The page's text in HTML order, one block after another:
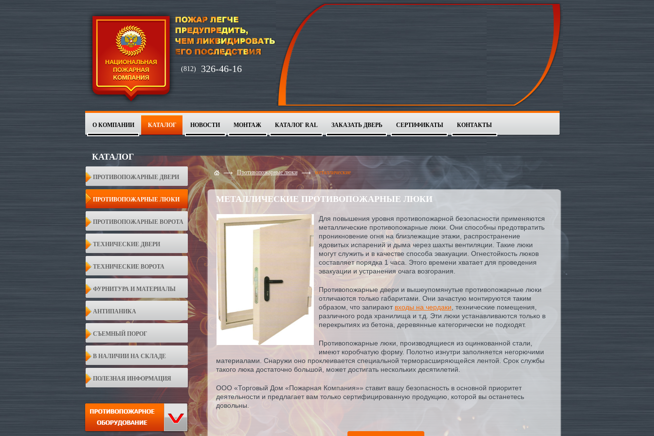
О КОМПАНИИ КАТАЛОГ НОВОСТИ МОНТАЖ КАТАЛОГ RAL ЗАКАЗАТЬ ДВЕРЬ СЕРТИФИКАТЫ КОНТАКТЫ
(812) 326-46-16
КАТАЛОГ
ПРОТИВОПОЖАРНЫЕ ДВЕРИ
ПРОТИВОПОЖАРНЫЕ ЛЮКИ
ПРОТИВОПОЖАРНЫЕ ВОРОТА
ТЕХНИЧЕСКИЕ ДВЕРИ
ТЕХНИЧЕСКИЕ ВОРОТА
ФУРНИТУРА И МАТЕРИАЛЫ
АНТИПАНИКА
СЪЕМНЫЙ ПОРОГ
В НАЛИЧИИ НА СКЛАДЕ
ПОЛЕЗНАЯ ИНФОРМАЦИЯ
Противопожарные люки металлические
МЕТАЛЛИЧЕСКИЕ ПРОТИВОПОЖАРНЫЕ ЛЮКИ
Для повышения уровня противопожарной безопасности применяются
металлические противопожарные люки. Они способны предотвратить
проникновение огня на близлежащие этажи, распространение
ядовитых испарений и дыма через шахты вентиляции. Такие люки
могут служить и в качестве способа эвакуации. Огнестойкость люков
составляет порядка 1 часа. Этого времени хватает для проведения
эвакуации и устранения очага возгорания.
Противопожарные двери и вышеупомянутые противопожарные люки
отличаются только габаритами. Они зачастую монтируются таким
образом, что запирают входы на чердаки , технические помещения,
различного рода хранилища и т.д. Эти люки устанавливаются только в
перекрытиях из бетона, деревянные категорически не подходят.
Противопожарные люки, производящиеся из оцинкованной стали,
имеют коробчатую форму. Полотно изнутри заполняется негорючими
материалами. Снаружи оно проклеивается специальной терморасширяющейся лентой. Срок службы
такого люка достаточно большой, может достигать нескольких десятилетий.
ООО «Торговый Дом «Пожарная Компания»» ставит вашу безопасность в основной приоритет
деятельности и предлагает вам только сертифицированную продукцию, которой вы останетесь
довольны.